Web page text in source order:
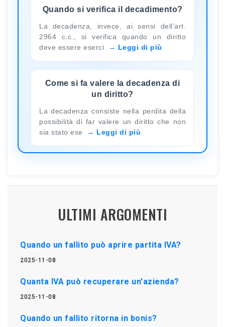
Quando si verifica il decadimento?
La decadenza, invece, ai sensi dell’art.
2964 c.c., si verifica quando un diritto
deve essere eserci
Leggi di più
Come si fa valere la decadenza di
un diritto?
La decadenza consiste nella perdita della
possibilità di far valere un diritto che non
sia stato ese
Leggi di più
ULTIMI ARGOMENTI
Quando un fallito può aprire partita IVA?
2025-11-08
Quanta IVA può recuperare un'azienda?
2025-11-08
Quando un fallito ritorna in bonis?